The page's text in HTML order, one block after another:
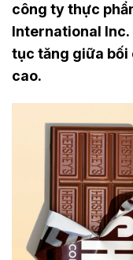
công ty thực
International
tục tăng giữa bối
cao.